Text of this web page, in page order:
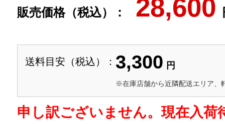
販売価格（税込）： 28,600
送料目安（税込）： 3,300 円
※在庫店舗から近隣配送エリア、
申し訳ございません。現在入荷